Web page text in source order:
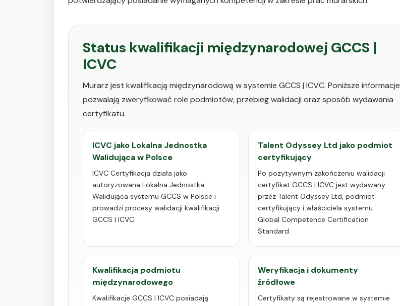
Status kwalifikacji międzynarodowej GCCS |
ICVC
Murarz jest kwalifikacją międzynarodową w systemie GCCS | ICVC. Poniższe informacje
pozwalają zweryfikować role podmiotów, przebieg walidacji oraz sposób wydawania
certyfikatu.
ICVC jako Lokalna Jednostka
Walidująca w Polsce
ICVC Certyfikacja działa jako
autoryzowana Lokalna Jednostka
Walidująca systemu GCCS w Polsce i
prowadzi procesy walidacji kwalifikacji
GCCS | ICVC.
Talent Odyssey Ltd jako podmiot
certyfikujący
Po pozytywnym zakończeniu walidacji
certyfikat GCCS | ICVC jest wydawany
przez Talent Odyssey Ltd, podmiot
certyfikujący i właściciela systemu
Global Competence Certification
Standard.
Kwalifikacja podmiotu
międzynarodowego
Kwalifikacje GCCS | ICVC posiadają
Weryfikacja i dokumenty
źródłowe
Certyfikaty są rejestrowane w systemie